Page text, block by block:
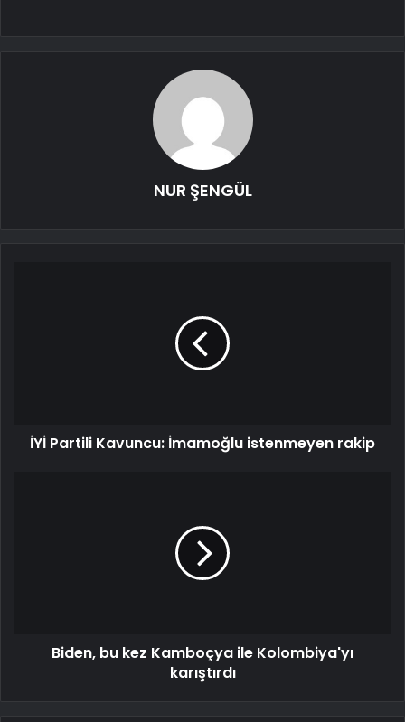
NUR ŞENGÜL
İYİ Partili Kavuncu: İmamoğlu istenmeyen rakip
Biden, bu kez Kamboçya ile Kolombiya'yı
karıştırdı